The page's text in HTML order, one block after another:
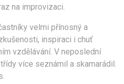
na improvizaci.
velmi přínosný a
inspiraci i chuť
vzdělávání. V neposlední
více seznámil a skamarádil.